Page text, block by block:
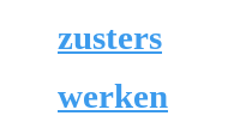
zusters
werken